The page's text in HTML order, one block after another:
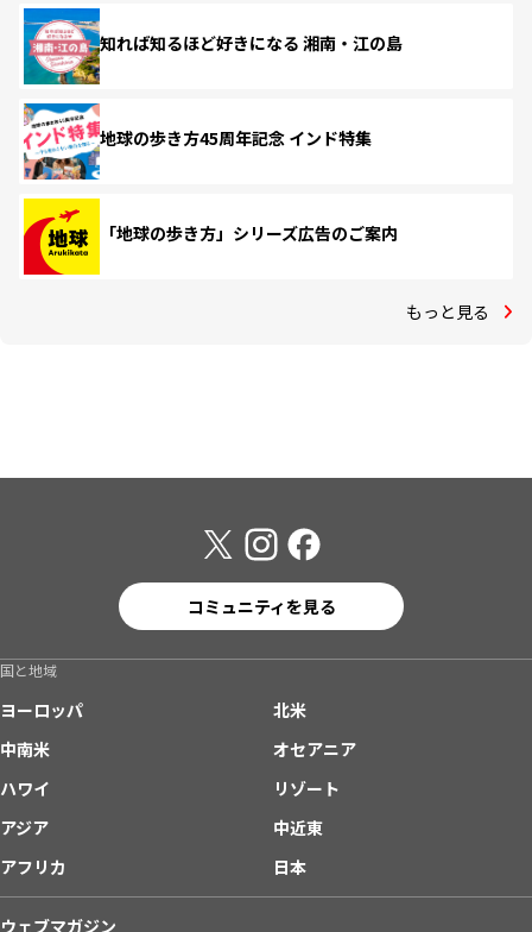
知れば知るほど好きになる 湘南・江の島
地球の歩き方45周年記念 インド特集
「地球の歩き方」シリーズ広告のご案内
もっと見る
コミュニティを見る
国と地域
ヨーロッパ
北米
中南米
オセアニア
ハワイ
リゾート
アジア
中近東
アフリカ
日本
ウェブマガジン